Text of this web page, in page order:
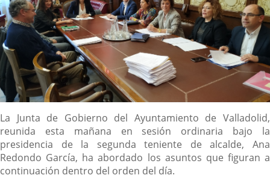
Descripción
La Junta de Gobierno del Ayuntamiento de Valladolid,
reunida esta mañana en sesión ordinaria bajo la
presidencia de la segunda teniente de alcalde, Ana
Redondo García, ha abordado los asuntos que figuran a
continuación dentro del orden del día.